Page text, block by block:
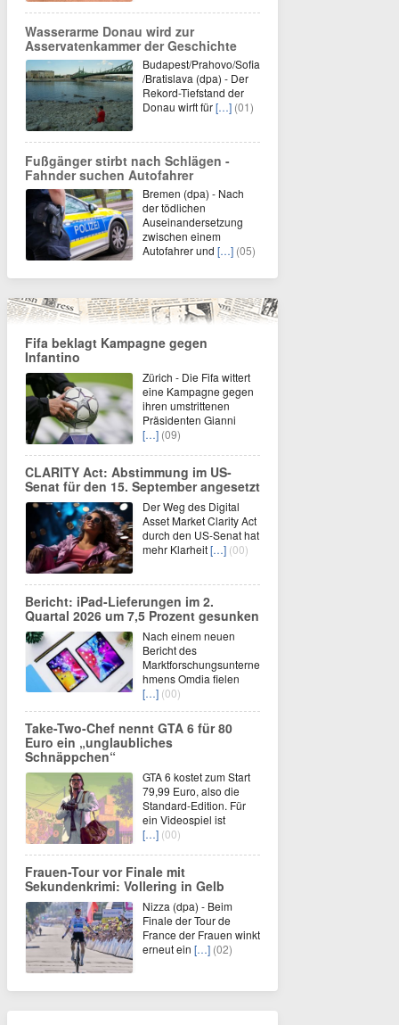
Wasserarme Donau wird zur
Asservatenkammer der Geschichte
Budapest/Prahovo/Sofia
/Bratislava (dpa) - Der
Rekord-Tiefstand der
Donau wirft für[…] (01)
Fußgänger stirbt nach Schlägen -
Fahnder suchen Autofahrer
Bremen (dpa) - Nach
der tödlichen
Auseinandersetzung
zwischen einem
Autofahrer und […] (05)
Fifa beklagt Kampagne gegen
Infantino
Zürich - Die Fifa wittert
eine Kampagne gegen
ihren umstrittenen
Präsidenten Gianni
[…] (09)
CLARITY Act: Abstimmung im US-
Senat für den 15. September angesetzt
Der Weg des Digital
Asset Market Clarity Act
durch den US-Senat hat
mehr Klarheit[…] (00)
Bericht: iPad-Lieferungen im 2.
Quartal 2026 um 7,5 Prozent gesunken
Nach einem neuen
Bericht des
Marktforschungsunterne
hmens Omdia fielen
[…] (00)
Take-Two-Chef nennt GTA 6 für 80
Euro ein „unglaubliches
Schnäppchen“
GTA 6 kostet zum Start
79,99 Euro, also die
Standard-Edition. Für
ein Videospiel ist
[…] (00)
Frauen-Tour vor Finale mit
Sekundenkrimi: Vollering in Gelb
Nizza (dpa) - Beim
Finale der Tour de
France der Frauen winkt
erneut ein […] (02)